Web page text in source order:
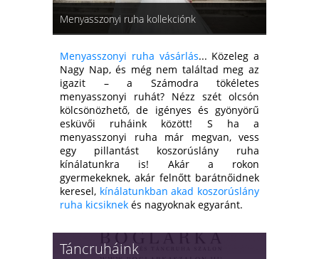
Menyasszonyi ruha kollekciónk
Menyasszonyi ruha vásárlás... Közeleg a
Nagy Nap, és még nem találtad meg az
igazit – a Számodra tökéletes
menyasszonyi ruhát? Nézz szét olcsón
kölcsönözhető, de igényes és gyönyörű
esküvői ruháink között! S ha a
menyasszonyi ruha már megvan, vess
egy pillantást koszorúslány ruha
kínálatunkra is! Akár a rokon
gyermekeknek, akár felnőtt barátnőidnek
keresel, kínálatunkban akad koszorúslány
ruha kicsiknek és nagyoknak egyaránt.
Táncruháink